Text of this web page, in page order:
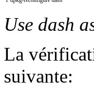
Use dash
La
suivante: